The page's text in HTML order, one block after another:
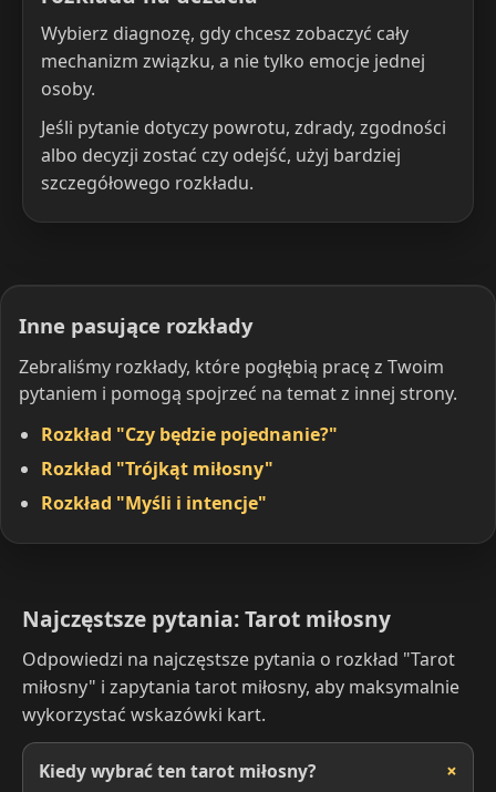
Wybierz diagnozę, gdy chcesz zobaczyć cały
mechanizm związku, a nie tylko emocje jednej
osoby.
Jeśli pytanie dotyczy powrotu, zdrady, zgodności
albo decyzji zostać czy odejść, użyj bardziej
szczegółowego rozkładu.
Inne pasujące rozkłady
Zebraliśmy rozkłady, które pogłębią pracę z Twoim
pytaniem i pomogą spojrzeć na temat z innej strony.
Rozkład "Czy będzie pojednanie?"
Rozkład "Trójkąt miłosny"
Rozkład "Myśli i intencje"
Najczęstsze pytania: Tarot miłosny
Odpowiedzi na najczęstsze pytania o rozkład "Tarot
miłosny" i zapytania tarot miłosny, aby maksymalnie
wykorzystać wskazówki kart.
Kiedy wybrać ten tarot miłosny?